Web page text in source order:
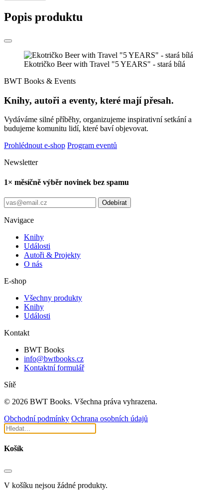
Popis produktu
Ekotričko Beer with Travel "5 YEARS" - stará bílá
BWT Books & Events
Knihy, autoři a eventy, které mají přesah.
Vydáváme silné příběhy, organizujeme inspirativní setkání a
budujeme komunitu lidí, které baví objevovat.
Prohlédnout e-shop Program eventů
Newsletter
1× měsíčně výběr novinek bez spamu
Odebírat
Navigace
Knihy
Události
Autoři & Projekty
O nás
E-shop
Všechny produkty
Knihy
Události
Kontakt
BWT Books
info@bwtbooks.cz
Kontaktní formulář
Sítě
© 2026 BWT Books. Všechna práva vyhrazena.
Obchodní podmínky Ochrana osobních údajů
Košík
V košíku nejsou žádné produkty.